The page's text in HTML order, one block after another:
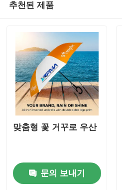
추천된 제품
맞춤형 꽃 거꾸로 우산
문의 보내기